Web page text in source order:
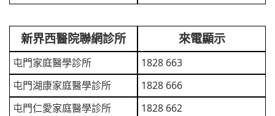
新界西醫院聯網診所 來電顯示
屯門家庭醫學診所
1828 663
屯門湖康家庭醫學診所
1828 666
屯門仁愛家庭醫學診所
1828 662